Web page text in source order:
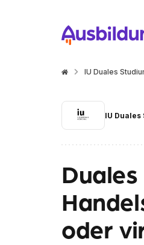
IU Duales
IU Duales
oder